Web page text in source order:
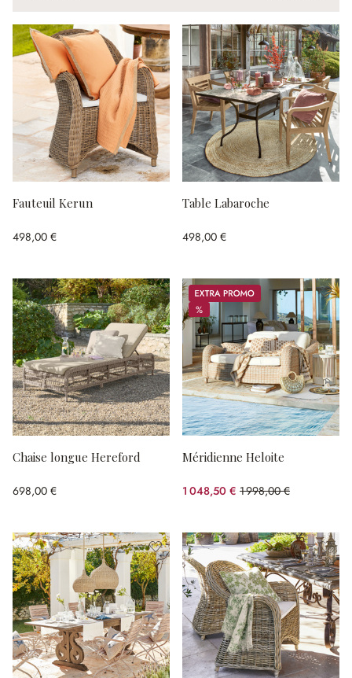
Fauteuil Kerun
498,00 €
Table Labaroche
498,00 €
Chaise longue Hereford
698,00 €
Promos
%
%
Méridienne Heloite
1 048,50 € 1 998,00 €
(47.52%spared)